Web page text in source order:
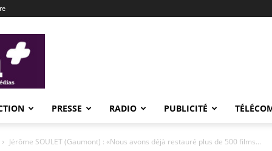
PRESSE RADIO PUBLICITÉ
Jérôme SOULET (Gaumont) : «Nous avons déjà restauré plus de 500 films...